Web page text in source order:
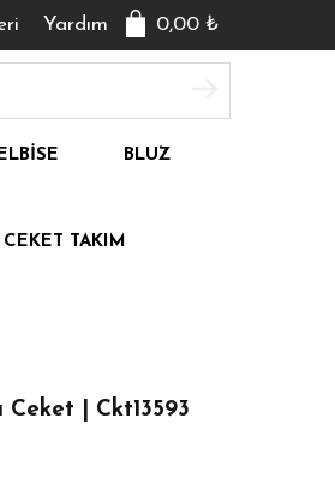
0,00 ₺
Yardım
ELBISE BLUZ
TAKIM
Ceket | Ckt13593